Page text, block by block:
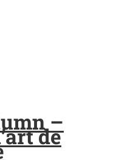
–
de